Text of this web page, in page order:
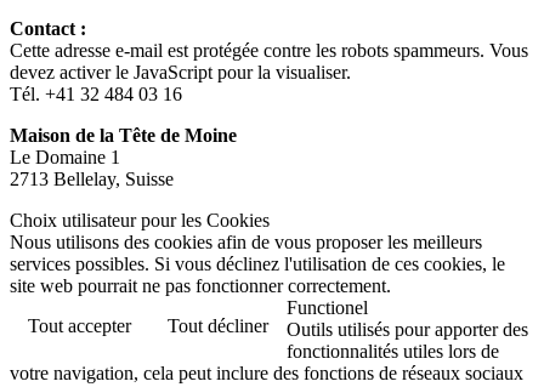
Contact :
Cette adresse e-mail est protégée contre les robots spammeurs. Vous
devez activer le JavaScript pour la visualiser.
Tél. +41 32 484 03 16
Maison de la Tête de Moine
Le Domaine 1
2713 Bellelay, Suisse
Choix utilisateur pour les Cookies
Nous utilisons des cookies afin de vous proposer les meilleurs
services possibles. Si vous déclinez l'utilisation de ces cookies, le
site web pourrait ne pas fonctionner correctement.
Tout accepter
Tout décliner
Functionel
Outils utilisés pour apporter des
fonctionnalités utiles lors de
votre navigation, cela peut inclure des fonctions de réseaux sociaux